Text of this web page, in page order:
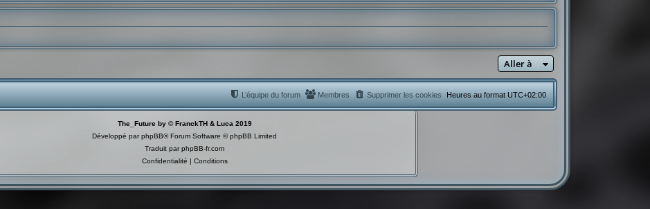
Aller à
Heures au format UTC+02:00
Supprimer les cookies
Membres
L’équipe du forum
The_Future by © FranckTH & Luca 2019
Développé parphpBB® Forum Software © phpBB Limited
Traduit parphpBB-fr.com
Confidentialité | Conditions